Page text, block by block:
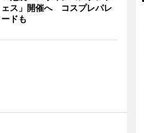
ェス」開催へ コスプレパレ
ードも